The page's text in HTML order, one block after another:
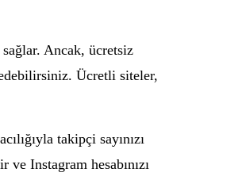
Ancak, ücretsiz
Ücretli siteler,
takipçi sayınızı
Instagram hesabınızı